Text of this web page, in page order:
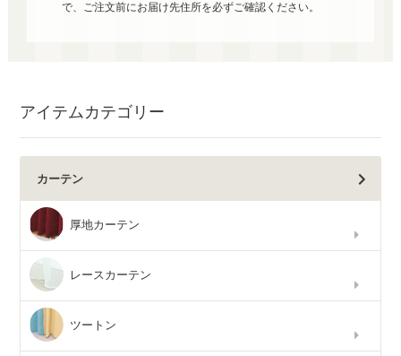
で、ご注文前にお届け先住所を必ずご確認ください。
アイテムカテゴリー
カーテン
厚地カーテン
レースカーテン
ツートン